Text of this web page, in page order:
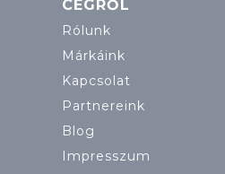
CÉGRŐL
Rólunk
Márkáink
Kapcsolat
Partnereink
Blog
Impresszum